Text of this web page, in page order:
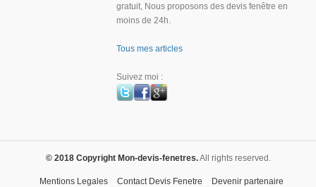
gratuit, Nous proposons des devis fenêtre en
moins de 24h.
Tous mes articles
Suivez moi :
© 2018 Copyright Mon-devis-fenetres.All rights reserved.
Mentions Legales Contact Devis Fenetre Devenir partenaire